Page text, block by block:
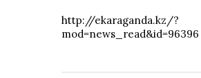
http://ekaraganda.kz/?
mod=news_read&id=96396